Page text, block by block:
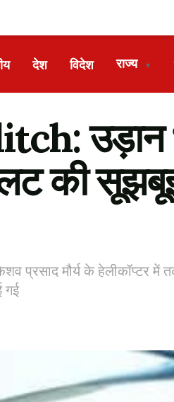
देश विदेश राज्य ▼
उड़ान
की
प्रसाद मौर्य के
गई